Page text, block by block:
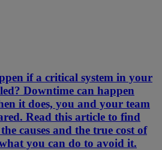
if a critical system in your
Downtime can happen
it does, you and your team
Read this article to find
causes and the true cost of
you can do to avoid it.